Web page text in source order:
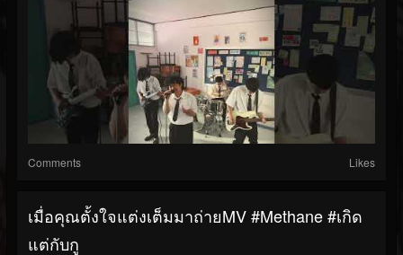
Comments Likes
เมื่อคุณตั้งใจแต่งเต็มมาถ่ายMV #methane #เกิด
แต่กับกู